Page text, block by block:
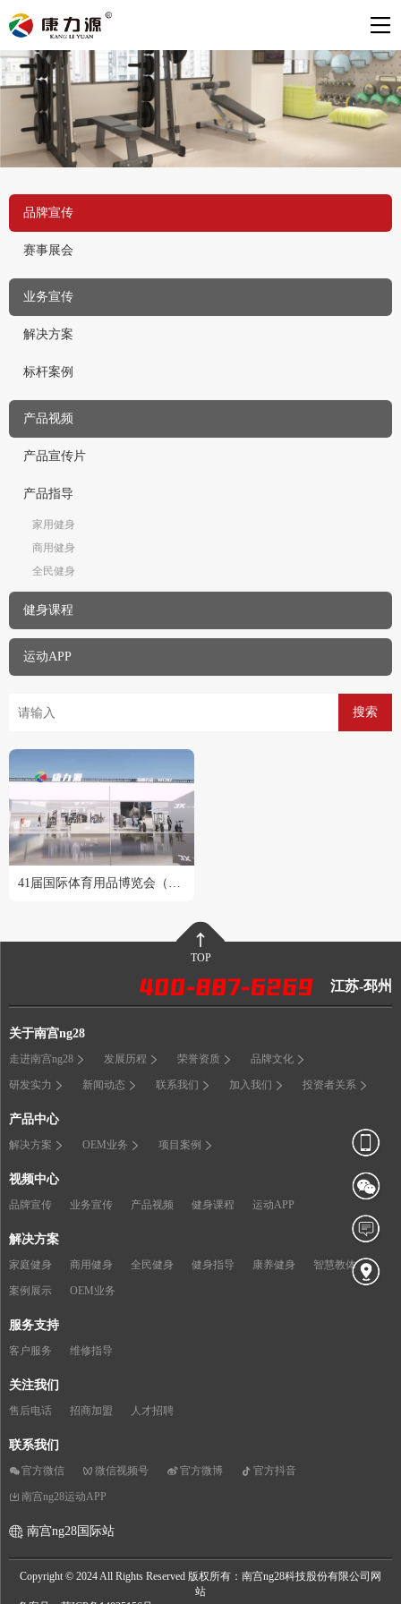
品牌宣传
赛事展会
业务宣传
解决方案
标杆案例
产品视频
产品宣传片
产品指导
家用健身
商用健身
全民健身
健身课程
运动APP
搜索
TOP
江苏-邳州
关于南宫ng28
走进南宫ng28 发展历程 荣誉资质 品牌文化
研发实力 新闻动态 联系我们 加入我们 投资者关系
产品中心
解决方案 OEM业务 项目案例
视频中心
品牌宣传 业务宣传 产品视频 健身课程 运动APP
解决方案
家庭健身 商用健身 全民健身 健身指导 康养健身 智慧教体
案例展示 OEM业务
服务支持
客户服务 维修指导
关注我们
售后电话 招商加盟 人才招聘
联系我们
官方微信 微信视频号 官方微博 官方抖音
南宫ng28运动APP
南宫ng28国际站
Copyright © 2024 All Rights Reserved 版权所有：南宫ng28科技股份有限公司网
站